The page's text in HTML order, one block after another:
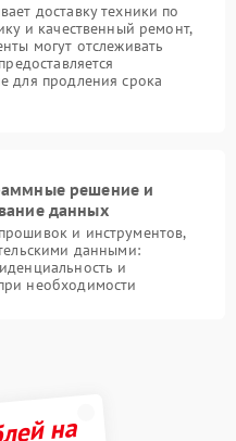
доставку техники по
и качественный ремонт,
могут отслеживать
для продления срока
решение и
данных
и инструментов,
данными:
и
необходимости